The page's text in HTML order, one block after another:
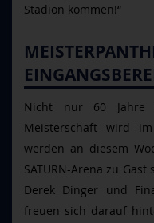
Stadion kommen!“
Nicht nur 60 Jahre
Meisterschaft wird
werden an diesem
SATURN-Arena zu
Derek Dinger und
freuen sich darauf